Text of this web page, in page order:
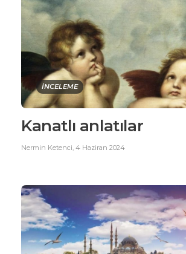
İNCELEME
Kanatlı anlatılar
Nermin Ketenci 4 Haziran 2024